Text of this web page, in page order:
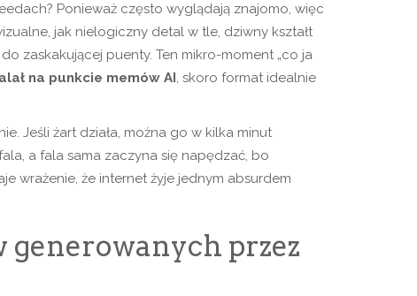
Ponieważ często wyglądają znajomo, więc
jak nielogiczny detal w tle, dziwny kształt
zaskakującej puenty. Ten mikro-moment „co ja
na punkcie memów AI , skoro format idealnie
Jeśli żart działa, można go w kilka minut
a fala sama zaczyna się napędzać, bo
wrażenie, że internet żyje jednym absurdem
przez